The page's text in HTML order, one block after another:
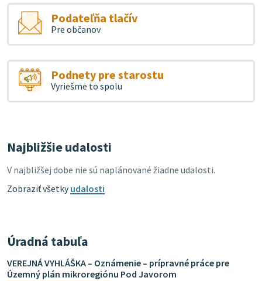
Podateľňa tlačív
Pre občanov
Podnety pre starostu
Vyriešme to spolu
Najbližšie udalosti
V najbližšej dobe nie sú naplánované žiadne udalosti.
Zobraziť všetkyudalosti
Úradná tabuľa
VEREJNÁ VYHLÁŠKA – Oznámenie – prípravné práce pre
Územný plán mikroregiónu Pod Javorom